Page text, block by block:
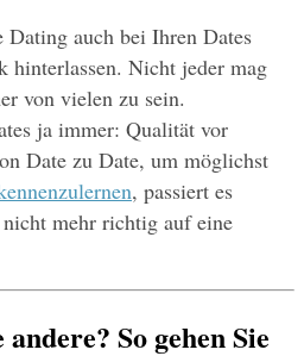
Dating auch bei Ihren Dates
hinterlassen. Nicht jeder mag
von vielen zu sein.
ja immer: Qualität vor
Date zu Date, um möglichst
, passiert es
mehr richtig auf eine
So gehen Sie